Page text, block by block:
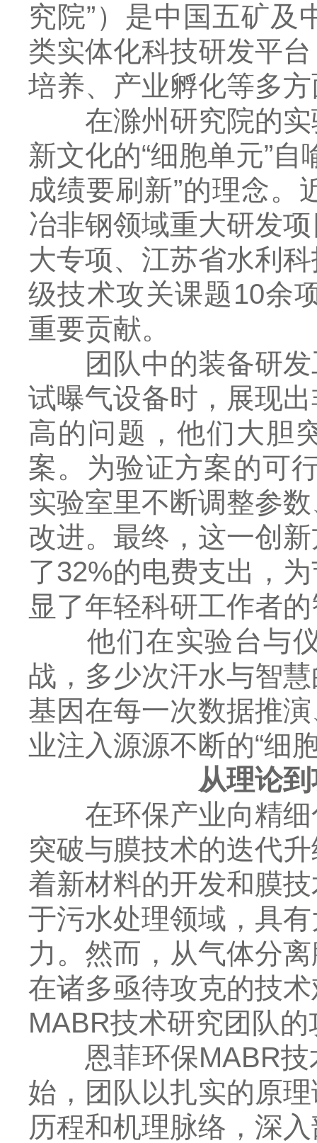
究院”）是中国五矿及
类实体化科技研发平
培养、产业孵化等多
在滁州研究院的实
新文化的“细胞单元”
成绩要刷新”的理念
冶非钢领域重大研发
大专项、江苏省水利
级技术攻关课题10余
重要贡献。
团队中的装备研发
试曝气设备时，展现
高的问题，他们大胆
案。为验证方案的可
实验室里不断调整参
改进。最终，这一创
了32%的电费支出，
显了年轻科研工作者
他们在实验台与仪
战，多少次汗水与智
基因在每一次数据推
业注入源源不断的“细
从理论
在环保产业向精细
突破与膜技术的迭代
着新材料的开发和膜
于污水处理领域，具
力。然而，从气体分
在诸多亟待攻克的技
MABR技术研究团队
恩菲环保MABR技
始，团队以扎实的原
历程和机理脉络，深